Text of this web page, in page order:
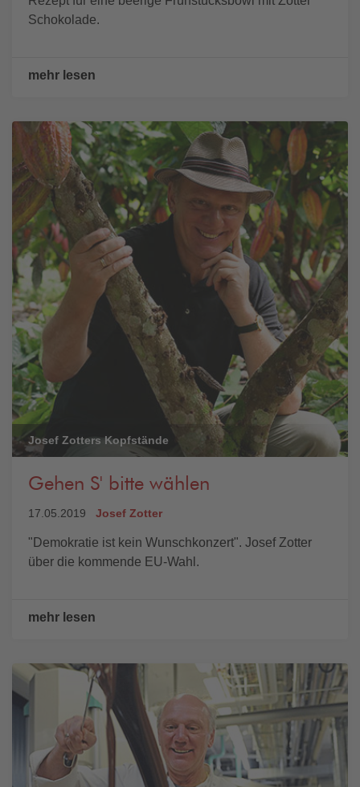
Schokolade.
mehr lesen
Josef Zotters Kopfstände
Gehen S' bitte wählen
17.05.2019 Josef Zotter
"Demokratie ist kein Wunschkonzert". Josef Zotter
über die kommende EU-Wahl.
mehr lesen